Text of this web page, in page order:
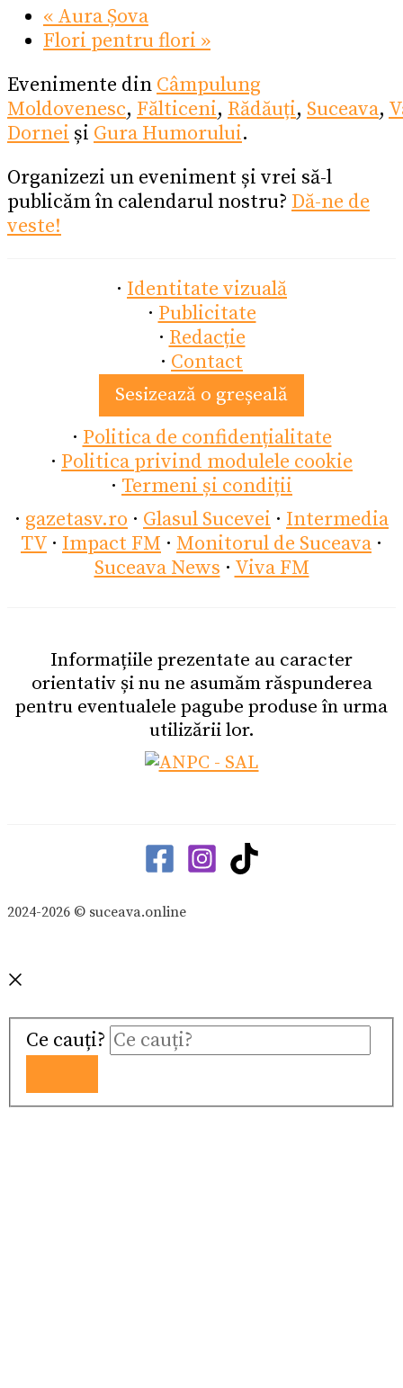
« Aura Șova
Flori pentru flori »
Evenimente din Câmpulung
Moldovenesc, Fălticeni, Rădăuți, Suceava,
Dornei și Gura Humorului.
Organizezi un eveniment și vrei să-l
publicăm în calendarul nostru? Dă-ne de
veste!
· Identitate vizuală
· Publicitate
· Redacție
· Contact
Sesizează o greșeală
· Politica de confidențialitate
· Politica privind modulele cookie
· Termeni și condiții
· gazetasv.ro · Glasul Sucevei · Intermedia
TV · Impact FM · Monitorul de Suceava ·
Suceava News · Viva FM
Informațiile prezentate au caracter
orientativ și nu ne asumăm răspunderea
pentru eventualele pagube produse în urma
utilizării lor.
2024-2026 © suceava.online
Ce cauți?